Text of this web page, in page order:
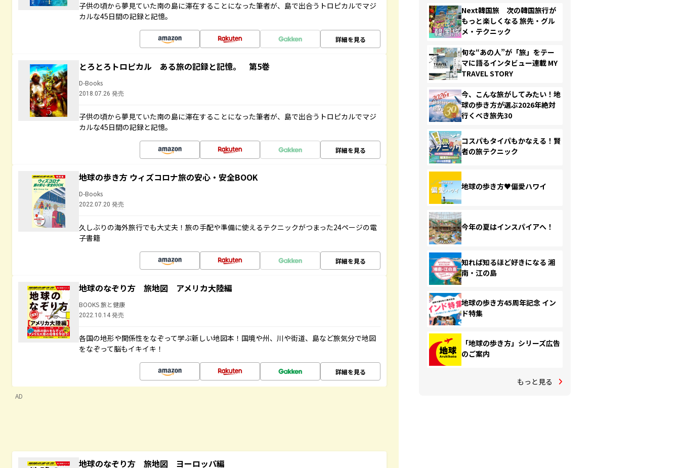
子供の頃から夢見ていた南の島に滞在することになった筆者が、島で出合うトロピカルでマジ
カルな45日間の記録と記憶。
詳細を見る
とろとろトロピカル ある旅の記録と記憶。 第5巻
D-Books
2018.07.26 発売
子供の頃から夢見ていた南の島に滞在することになった筆者が、島で出合うトロピカルでマジ
カルな45日間の記録と記憶。
詳細を見る
地球の歩き方 ウィズコロナ旅の安心・安全BOOK
D-Books
2022.07.20 発売
久しぶりの海外旅行でも大丈夫！旅の手配や準備に使えるテクニックがつまった24ページの電
子書籍
詳細を見る
地球のなぞり方 旅地図 アメリカ大陸編
BOOKS 旅と健康
2022.10.14 発売
各国の地形や関係性をなぞって学ぶ新しい地図本！国境や州、川や街道、島など旅気分で地図
をなぞって脳もイキイキ！
詳細を見る
AD
地球のなぞり方 旅地図 ヨーロッパ編
Next韓国旅 次の韓国旅行が
もっと楽しくなる 旅先・グル
メ・テクニック
旬な“あの人”が「旅」をテー
マに語るインタビュー連載 MY
TRAVEL STORY
今、こんな旅がしてみたい！地
球の歩き方が選ぶ2026年絶対
行くべき旅先30
コスパもタイパもかなえる！賢
者の旅テクニック
地球の歩き方♥偏愛ハワイ
今年の夏はインスパイアへ！
知れば知るほど好きになる 湘
南・江の島
地球の歩き方45周年記念 イン
ド特集
「地球の歩き方」シリーズ広告
のご案内
もっと見る